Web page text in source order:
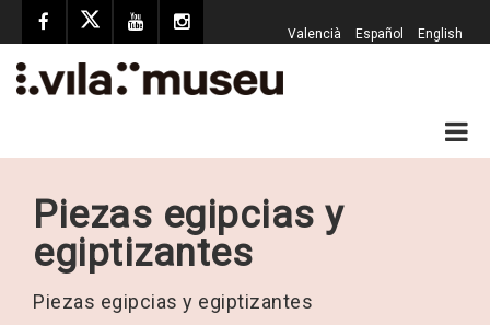
Valencià Español English
Piezas egipcias y
egiptizantes
Piezas egipcias y egiptizantes